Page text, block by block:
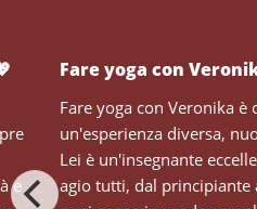
Fare yoga con
Fare yoga con Veronika è
un'esperienza diversa,
Lei è un'insegnante
agio tutti, dal principiante
e